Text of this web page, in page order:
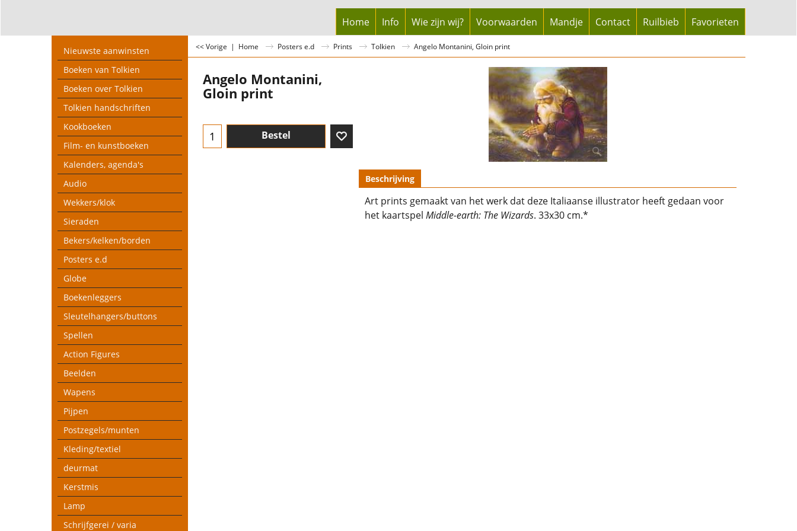
Home Info Wie zijn wij? Voorwaarden Mandje Contact Ruilbieb Favorieten
Nieuwste aanwinsten
Boeken van Tolkien
Boeken over Tolkien
Tolkien handschriften
Kookboeken
Film- en kunstboeken
Kalenders, agenda's
Audio
Wekkers/klok
Sieraden
Bekers/kelken/borden
Posters e.d
Globe
Boekenleggers
Sleutelhangers/buttons
Spellen
Action Figures
Beelden
Wapens
Pijpen
Postzegels/munten
Kleding/textiel
deurmat
Kerstmis
Lamp
Schrijfgerei / varia
<< Vorige | Home Posters e.d Prints Tolkien Angelo Montanini, Gloin print
Angelo Montanini,
Gloin print
Bestel
Beschrijving
Art prints gemaakt van het werk dat deze Italiaanse illustrator heeft gedaan voor
het kaartspel Middle-earth: The Wizards. 33x30 cm.*